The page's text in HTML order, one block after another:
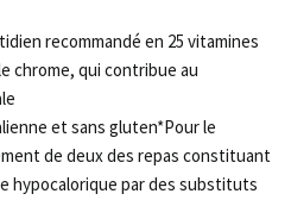
recommandé en 25 vitamines
chrome, qui contribue au
et sans gluten*Pour le
de deux des repas constituant
hypocalorique par des substituts